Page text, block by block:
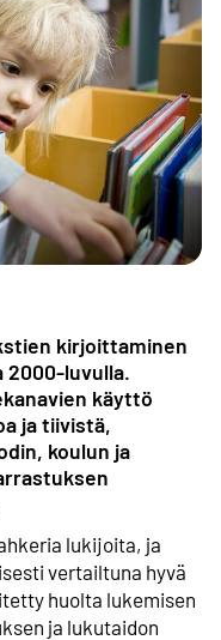
kirjoittaminen
2000-luvulla.
käyttö
ja tiivistä,
koulun ja
lukijoita, ja
vertailtuna hyvä
huolta lukemisen
ja lukutaidon